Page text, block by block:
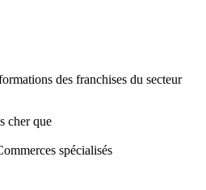
des franchises du secteur
cher que
spécialisés